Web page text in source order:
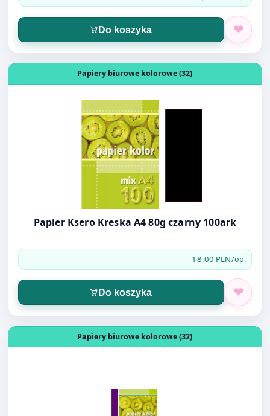
Otwórz produkt: Papier Ksero Kreska A4 80g czarny
Papiery biurowe kolorowe (32)
Papier Ksero Kreska A4 80g czarny 100ark
18,00 PLN/op.
Otwórz produkt: Papier Ksero Kreska A4 80g Fioletowy
Papiery biurowe kolorowe (32)